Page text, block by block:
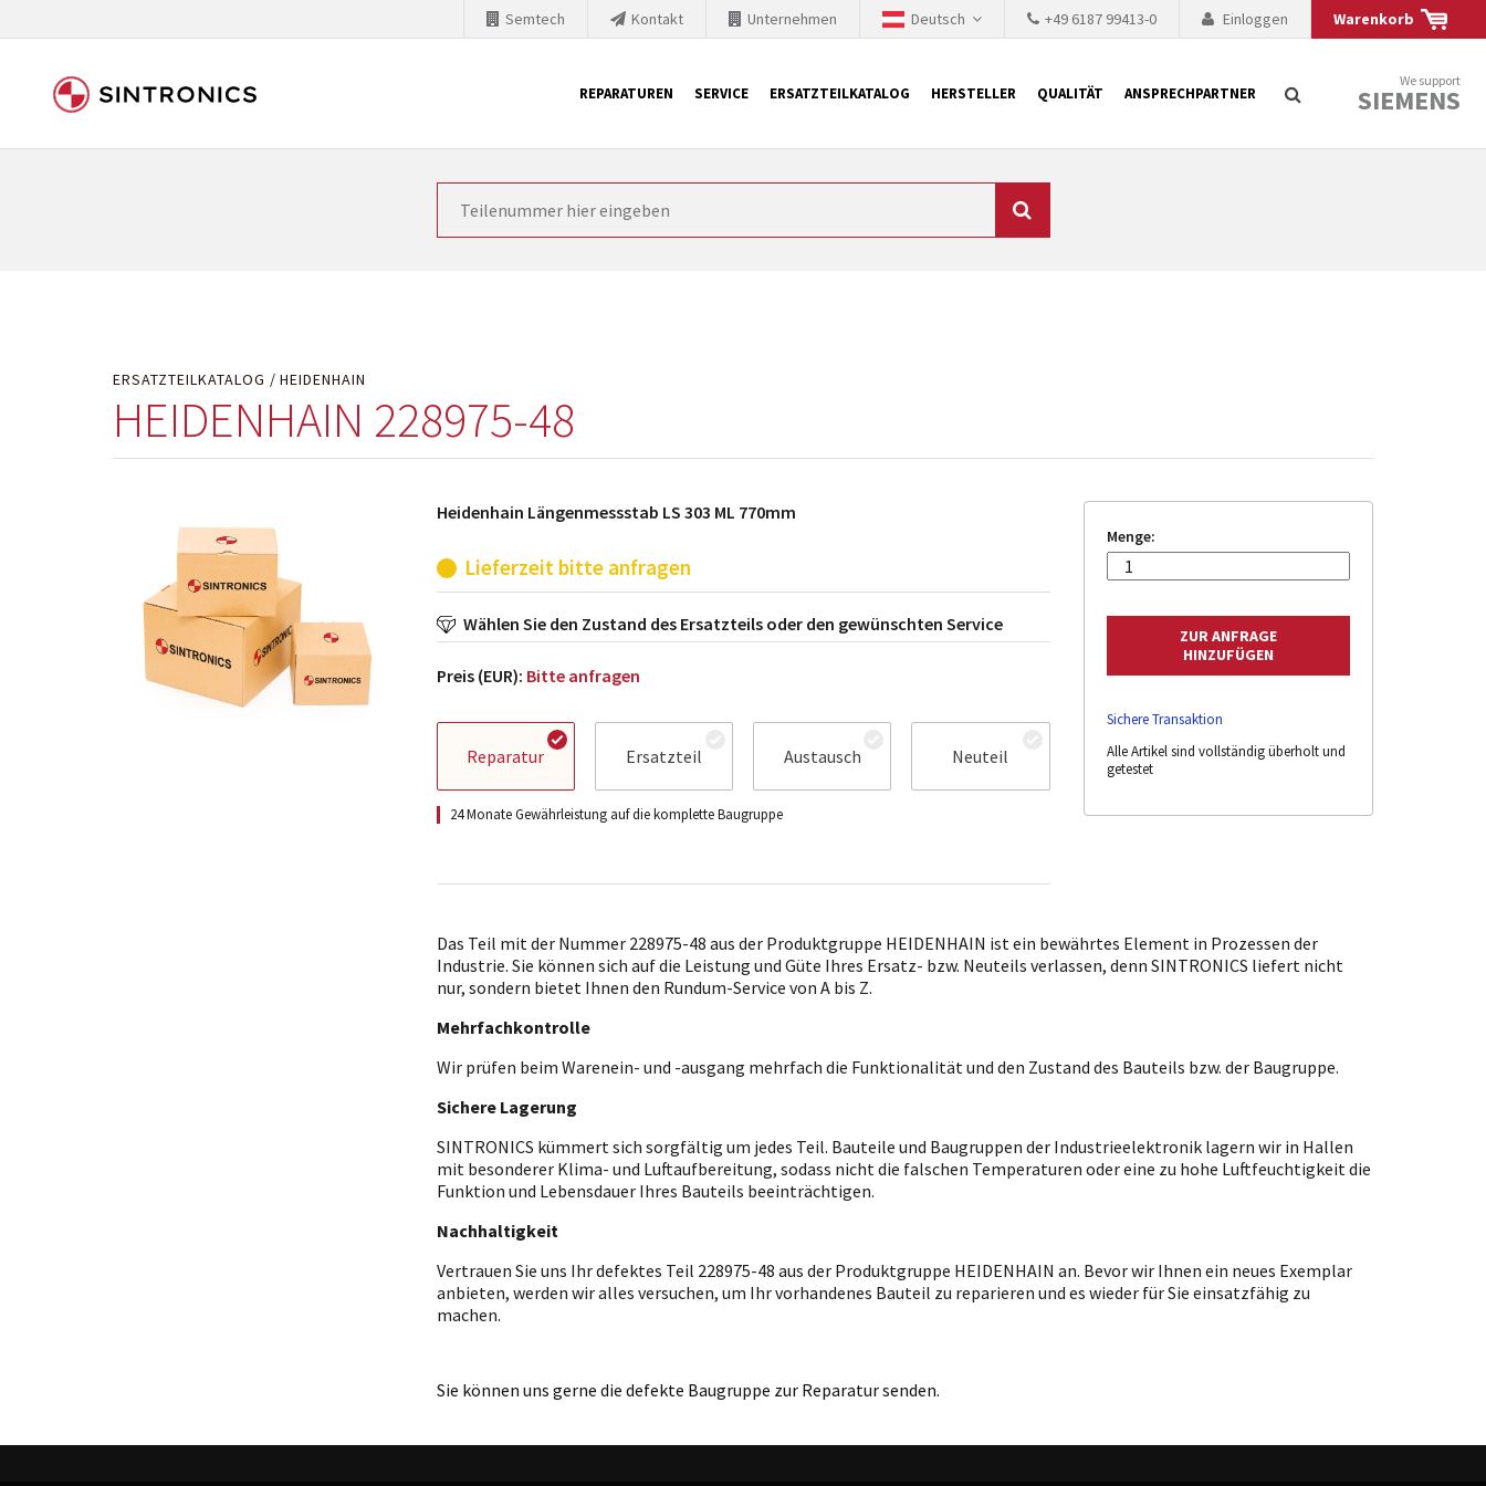
Warenkorb
Einloggen
+49 6187 99413-0
Deutsch
Unternehmen
Kontakt
Semtech
REPARATUREN SERVICE ERSATZTEILKATALOG HERSTELLER QUALITÄT ANSPRECHPARTNER
We support
SIEMENS
Unsere Zusammenarbeit mit Siemens
ERSATZTEILKATALOG HEIDENHAIN
HEIDENHAIN 228975-48
Heidenhain Längenmessstab LS 303 ML 770mm
Lieferzeit bitte anfragen
Wählen Sie den Zustand des Ersatzteils oder den gewünschten Service
Preis (EUR): Bitte anfragen
Reparatur Ersatzteil Austausch Neuteil
24 Monate Gewährleistung auf die komplette Baugruppe
Menge:
Sichere Transaktion
Alle Artikel sind vollständig überholt und
getestet
Das Teil mit der Nummer 228975-48 aus der Produktgruppe HEIDENHAIN ist ein bewährtes Element in Prozessen der
Industrie. Sie können sich auf die Leistung und Güte Ihres Ersatz- bzw. Neuteils verlassen, denn SINTRONICS liefert nicht
nur, sondern bietet Ihnen den Rundum-Service von A bis Z.
Mehrfachkontrolle
Wir prüfen beim Warenein- und -ausgang mehrfach die Funktionalität und den Zustand des Bauteils bzw. der Baugruppe.
Sichere Lagerung
SINTRONICS kümmert sich sorgfältig um jedes Teil. Bauteile und Baugruppen der Industrieelektronik lagern wir in Hallen
mit besonderer Klima- und Luftaufbereitung, sodass nicht die falschen Temperaturen oder eine zu hohe Luftfeuchtigkeit die
Funktion und Lebensdauer Ihres Bauteils beeinträchtigen.
Nachhaltigkeit
Vertrauen Sie uns Ihr defektes Teil 228975-48 aus der Produktgruppe HEIDENHAIN an. Bevor wir Ihnen ein neues Exemplar
anbieten, werden wir alles versuchen, um Ihr vorhandenes Bauteil zu reparieren und es wieder für Sie einsatzfähig zu
machen.
Sie können uns gerne die defekte Baugruppe zur Reparatur senden.